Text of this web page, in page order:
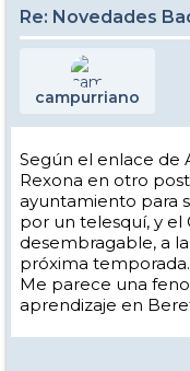
Re: Novedades
campurriano
Según el enlace de
Rexona en otro
ayuntamiento para
por un telesquí, y el
desembragable, a
próxima temporada.
Me parece una
aprendizaje en